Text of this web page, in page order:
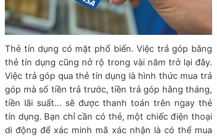
Thẻ tín dụng có mặt phổ biến. Việc trả góp bằng
thẻ tín dụng cũng nở rộ trong vài năm trở lại đây.
Việc trả góp qua thẻ tín dụng là hình thức mua trả
góp mà số tiền trả trước, tiền trả góp hằng tháng,
tiền lãi suất... sẽ được thanh toán trên ngay thẻ
tín dụng. Bạn chỉ cần có thẻ, một chiếc điện thoại
di động để xác minh mã xác nhận là có thể mua